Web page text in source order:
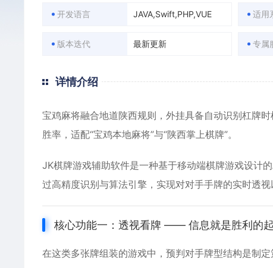
开发语言 JAVA,Swift,PHP,VUE 适用
版本迭代 最新更新 专属
详情介绍
宝鸡麻将融合地道陕西规则，外挂具备自动识别杠牌
胜率，适配“宝鸡本地麻将”与“陕西掌上棋牌”。
JK棋牌游戏辅助软件是一种基于移动端棋牌游戏设计
过高精度识别与算法引擎，实现对对手手牌的实时透视
核心功能一：透视看牌 —— 信息就是胜利的
在这类多张牌组装的游戏中，预判对手牌型结构是制